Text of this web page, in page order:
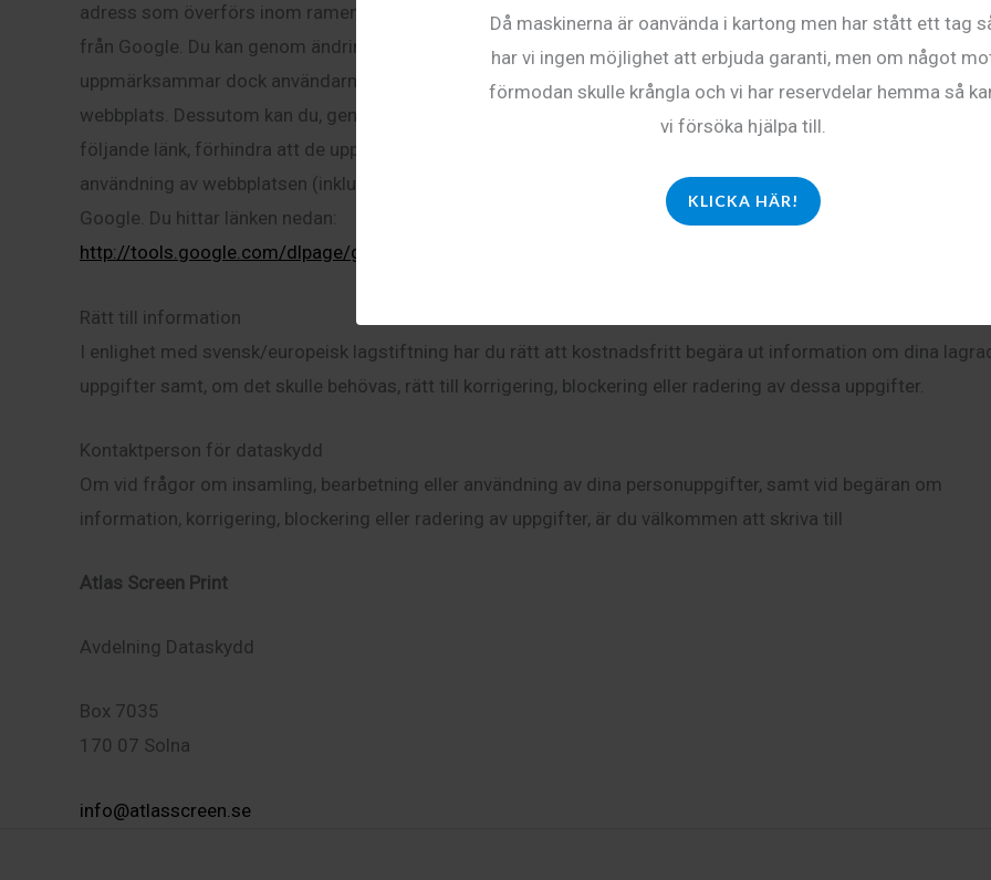
Då maskinerna är oanvända i kartong men har stått ett tag
har vi ingen möjlighet att erbjuda garanti, men om något
förmodan skulle krångla och vi har reservdelar hemma så
vi försöka hjälpa till.
KLICKA HÄR!
adress som överförs inom ramen för Google Analytics kommer inte att sammanföras med andra uppgifter
från Google. Du kan genom ändring i dina webbläsarinställningar förhindra att cookies sparas. Detta
uppmärksammar dock användarna på att de i detta fall inte kommer att kunna använda alla funktioner på denna
webbplats. Dessutom kan du, genom att ladda ned och installera webbläsartillägget som finns tillgängligt på
följande länk, förhindra att de uppgifter som genererats med hjälp av cookies och som är relaterade till din
användning av webbplatsen (inklusive din IP-adress) överförs till Google samt att dessa uppgifter bearbetas av
Google. Du hittar länken nedan:
http://tools.google.com/dlpage/gaoptout
Rätt till information
I enlighet med svensk/europeisk lagstiftning har du rätt att kostnadsfritt begära ut information om dina
uppgifter samt, om det skulle behövas, rätt till korrigering, blockering eller radering av dessa uppgifter.
Kontaktperson för dataskydd
Om vid frågor om insamling, bearbetning eller användning av dina personuppgifter, samt vid begäran om
information, korrigering, blockering eller radering av uppgifter, är du välkommen att skriva till
Atlas Screen Print
Avdelning Dataskydd
Box 7035
170 07 Solna
info@atlasscreen.se